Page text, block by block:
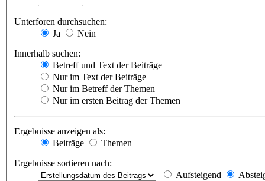
Unterforen durchsuchen:
Ja
Nein
Innerhalb suchen:
Betreff und Text der Beiträge
Nur im Text der Beiträge
Nur im Betreff der Themen
Nur im ersten Beitrag der Themen
Ergebnisse anzeigen als:
Beiträge
Themen
Ergebnisse sortieren nach:
Aufsteigend